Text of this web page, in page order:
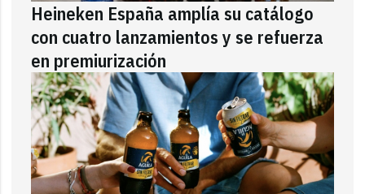
Heineken España amplía su catálogo
con cuatro lanzamientos y se refuerza
en premiurización